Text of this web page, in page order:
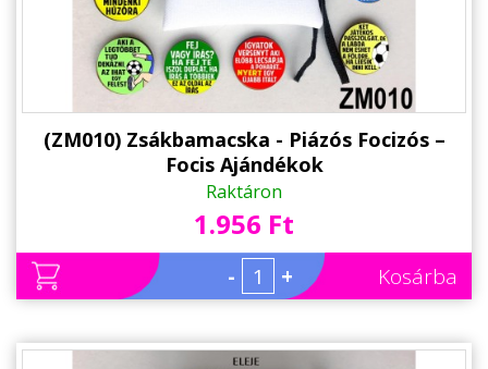
(ZM010) Zsákbamacska - Piázós Focizós –
Focis Ajándékok
Raktáron
1.956 Ft
- + Kosárba